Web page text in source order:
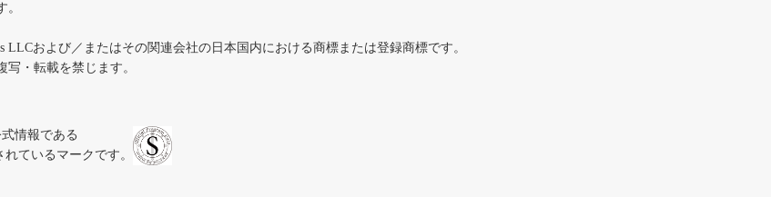
および／またはその関連会社の日本国内における商標または登録商標です。
・転載を禁じます。
情報である
ているマークです。